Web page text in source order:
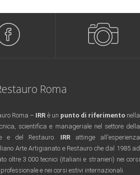
Roma
Roma – IRR è un punto di riferimentonella
scientifica e manageriale nel settore della
e del Restauro. IRR attinge all'esperienza
Arte Artigianato e Restauro che dal 1985 ad
oltre 3.000 tecnici (italiani e stranieri) nei corsi
e nei corsi estivi internazionali.